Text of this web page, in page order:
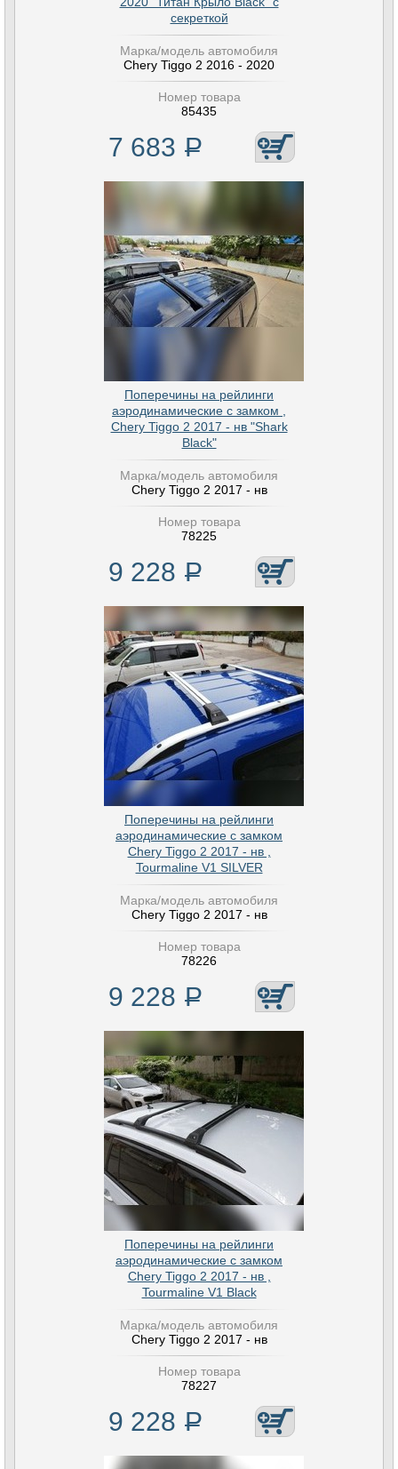
секреткой
Марка/модель автомобиля
Chery Tiggo 2 2016 - 2020
Номер товара
85435
7 683 Р
Поперечины на рейлинги
аэродинамические с замком ,
Chery Tiggo 2 2017 - нв "Shark
Black"
Марка/модель автомобиля
Chery Tiggo 2 2017 - нв
Номер товара
78225
9 228 Р
Поперечины на рейлинги
аэродинамические с замком
Chery Tiggo 2 2017 - нв ,
Tourmaline V1 SILVER
Марка/модель автомобиля
Chery Tiggo 2 2017 - нв
Номер товара
78226
9 228 Р
Поперечины на рейлинги
аэродинамические с замком
Chery Tiggo 2 2017 - нв ,
Tourmaline V1 Black
Марка/модель автомобиля
Chery Tiggo 2 2017 - нв
Номер товара
78227
9 228 Р